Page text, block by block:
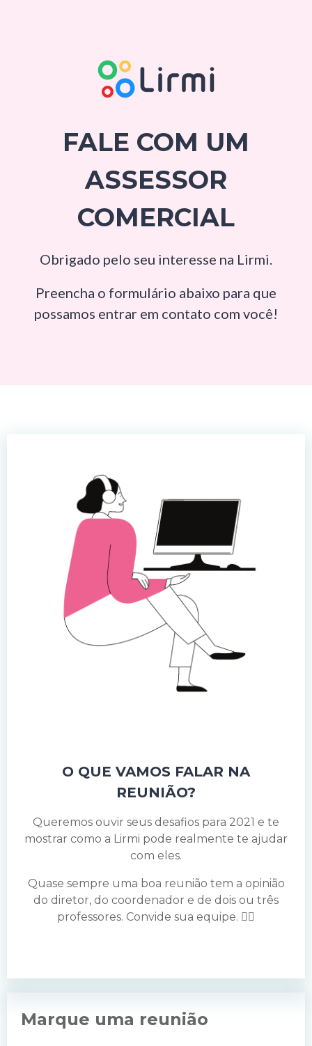
FALE COM UM
ASSESSOR
COMERCIAL
Obrigado pelo seu interesse na Lirmi.
Preencha o formulário abaixo para que
possamos entrar em contato com você!
O QUE VAMOS FALAR NA
REUNIÃO?
Queremos ouvir seus desafios para 2021 e te
mostrar como a Lirmi pode realmente te ajudar
com eles.
Quase sempre uma boa reunião tem a opinião
do diretor, do coordenador e de dois ou três
professores. Convide sua equipe. 👍🏼
Marque uma reunião